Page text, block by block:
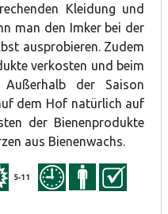
Kleidung und
man den Imker bei der
ausprobieren. Zudem
verkosten und beim
Außerhalb der Saison
dem Hof natürlich auf
der Bienenprodukte
aus Bienenwachs.
5-11